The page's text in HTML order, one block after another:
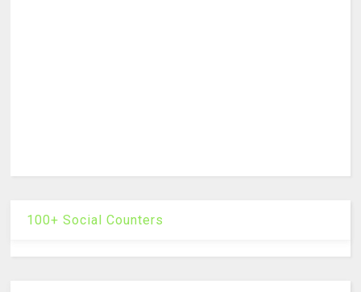
100+ Social Counters